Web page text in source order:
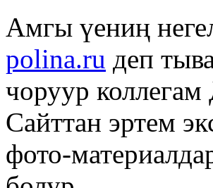
Амгы үениң
polina.ru деп
чоруур
Сайттан эртем
фото-